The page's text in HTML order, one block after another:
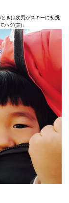
きは次男がスキーに初挑
ハグ(笑)」